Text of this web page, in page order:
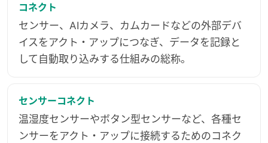
コネクト
センサー、AIカメラ、カムカードなどの外部デバ
イスをアクト・アップにつなぎ、データを記録と
して自動取り込みする仕組みの総称。
センサーコネクト
温湿度センサーやボタン型センサーなど、各種セ
ンサーをアクト・アップに接続するためのコネク